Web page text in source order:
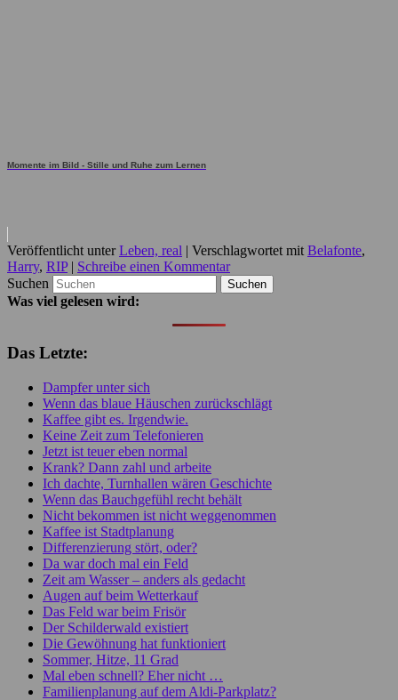
Momente im Bild - Stille und Ruhe zum Lernen
Veröffentlicht unter Leben, real | Verschlagwortet mit Belafonte,
Harry, RIP | Schreibe einen Kommentar
Suchen
Was viel gelesen wird:
Das Letzte:
Dampfer unter sich
Wenn das blaue Häuschen zurückschlägt
Kaffee gibt es. Irgendwie.
Keine Zeit zum Telefonieren
Jetzt ist teuer eben normal
Krank? Dann zahl und arbeite
Ich dachte, Turnhallen wären Geschichte
Wenn das Bauchgefühl recht behält
Nicht bekommen ist nicht weggenommen
Kaffee ist Stadtplanung
Differenzierung stört, oder?
Da war doch mal ein Feld
Zeit am Wasser – anders als gedacht
Augen auf beim Wetterkauf
Das Feld war beim Frisör
Der Schilderwald existiert
Die Gewöhnung hat funktioniert
Sommer, Hitze, 11 Grad
Mal eben schnell? Eher nicht …
Familienplanung auf dem Aldi-Parkplatz?